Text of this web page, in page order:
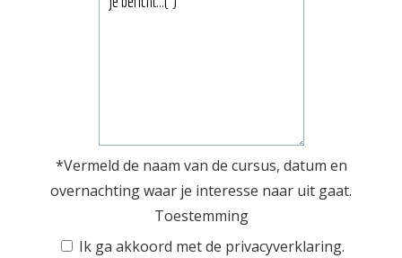
*Vermeld de naam van de cursus, datum en
overnachting waar je interesse naar uit gaat.
Toestemming
Ik ga akkoord met de privacyverklaring.